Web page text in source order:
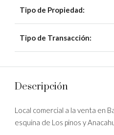
Tipo de Propiedad:
Tipo de Transacción:
Descripción
Local comercial a la venta en
esquina de Los pinos y